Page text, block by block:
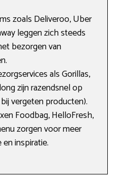
zoals Deliveroo, Uber
leggen zich steeds
bezorgen van
als Gorillas,
zijn razendsnel op
vergeten producten).
Foodbag, HelloFresh,
zorgen voor meer
inspiratie.